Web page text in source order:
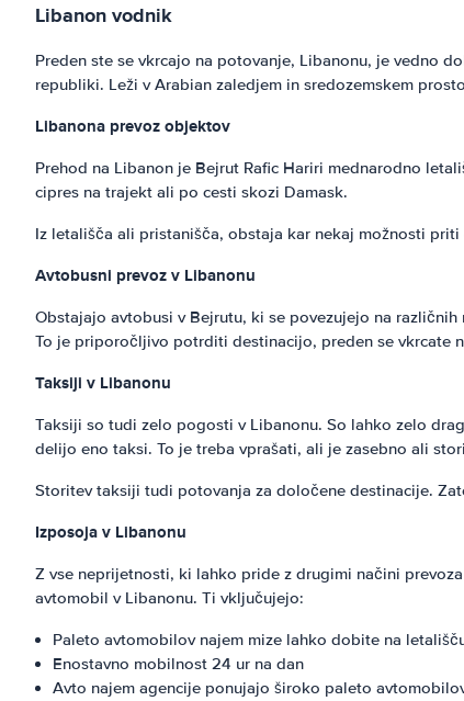
Libanon vodnik
Preden ste se vkrcajo na potovanje, Libanonu, je vedno
republiki. Leži v Arabian zaledjem in sredozemskem
Libanona prevoz objektov
Prehod na Libanon je Bejrut Rafic Hariri mednarodno
cipres na trajekt ali po cesti skozi Damask.
Iz letališča ali pristanišča, obstaja kar nekaj možnosti priti
Avtobusni prevoz v Libanonu
Obstajajo avtobusi v Bejrutu, ki se povezujejo na
To je priporočljivo potrditi destinacijo, preden se vkrcate
Taksiji v Libanonu
Taksiji so tudi zelo pogosti v Libanonu. So lahko zelo
delijo eno taksi. To je treba vprašati, ali je zasebno ali
Storitev taksiji tudi potovanja za določene destinacije.
Izposoja v Libanonu
Z vse neprijetnosti, ki lahko pride z drugimi načini
avtomobil v Libanonu. Ti vključujejo:
Paleto avtomobilov najem mize lahko dobite na
Enostavno mobilnost 24 ur na dan
Avto najem agencije ponujajo široko paleto